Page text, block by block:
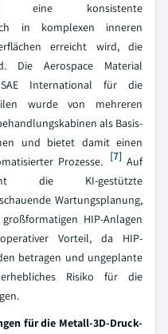
eine konsistente
in komplexen inneren
erreicht wird, die
Die Aerospace Material
International für die
wurde von mehreren
als Basis-
und bietet damit einen
Prozesse. [7] Auf
die KI-gestützte
Wartungsplanung,
HIP-Anlagen
Vorteil, da HIP-
betragen und ungeplante
Risiko für die
für die Metall-3D-Druck-